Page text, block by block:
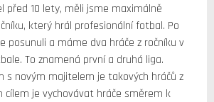
před 10 lety, měli jsme maximálně
který hrál profesionální fotbal. Po
posunuli a máme dva hráče z ročníku v
To znamená první a druhá liga.
s novým majitelem je takových hráčů z
cílem je vychovávat hráče směrem k